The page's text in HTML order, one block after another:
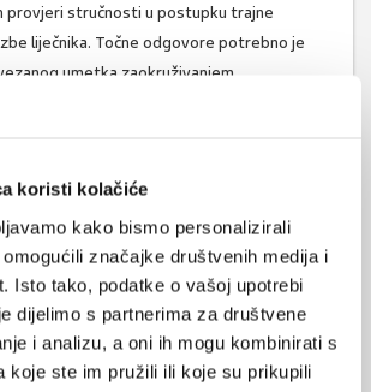
koristi kolačiće
kako bismo personalizirali
značajke društvenih medija i
Isto tako, podatke o vašoj upotrebi
dijelimo s partnerima za društvene
i analizu, a oni ih mogu kombinirati s
koje ste im pružili ili koje su prikupili
provjeri stručnosti u postupku trajne
liječnika. Točne odgovore potrebno je
umetka zaokruživanjem
(a-d) samo jednog od ponuđenih odgovora
na adresu: Hrvatska liječnička komora,
Zagreb kako je navedeno na preklopnom
komore pozitivno riješene testove
s 5 bodova i Ljekarska-Liječnička komora